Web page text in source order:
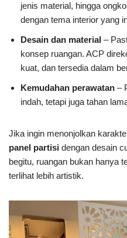
jenis material, hingga
dengan tema interior yang
Desain dan material –
konsep ruangan. ACP
kuat, dan tersedia dalam
Kemudahan perawatan –
indah, tetapi juga tahan
Jika ingin menonjolkan
panel partisi dengan desain
begitu, ruangan bukan hanya
terlihat lebih artistik.